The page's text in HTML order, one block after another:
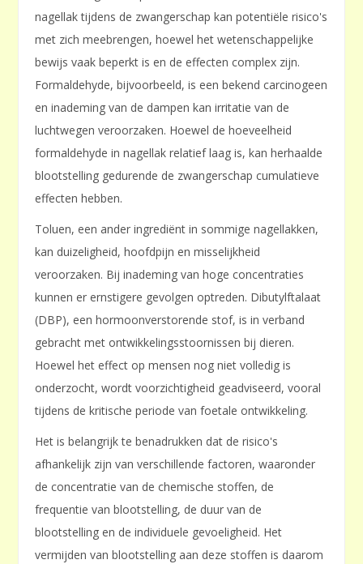
nagellak tijdens de zwangerschap kan potentiële risico's
met zich meebrengen, hoewel het wetenschappelijke
bewijs vaak beperkt is en de effecten complex zijn.
Formaldehyde, bijvoorbeeld, is een bekend carcinogeen
en inademing van de dampen kan irritatie van de
luchtwegen veroorzaken. Hoewel de hoeveelheid
formaldehyde in nagellak relatief laag is, kan herhaalde
blootstelling gedurende de zwangerschap cumulatieve
effecten hebben.
Toluen, een ander ingrediënt in sommige nagellakken,
kan duizeligheid, hoofdpijn en misselijkheid
veroorzaken. Bij inademing van hoge concentraties
kunnen er ernstigere gevolgen optreden. Dibutylftalaat
(DBP), een hormoonverstorende stof, is in verband
gebracht met ontwikkelingsstoornissen bij dieren.
Hoewel het effect op mensen nog niet volledig is
onderzocht, wordt voorzichtigheid geadviseerd, vooral
tijdens de kritische periode van foetale ontwikkeling.
Het is belangrijk te benadrukken dat de risico's
afhankelijk zijn van verschillende factoren, waaronder
de concentratie van de chemische stoffen, de
frequentie van blootstelling, de duur van de
blootstelling en de individuele gevoeligheid. Het
vermijden van blootstelling aan deze stoffen is daarom